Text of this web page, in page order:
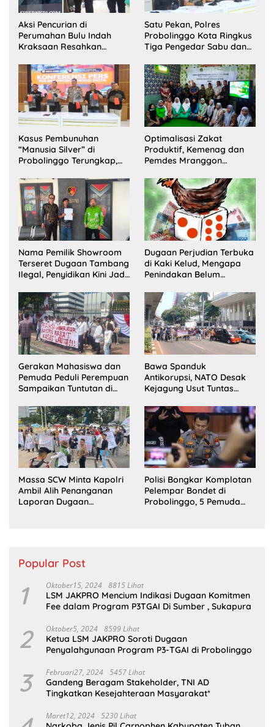
Aksi Pencurian di
Perumahan Bulu Indah
Kraksaan Resahkan
Satu Pekan, Polres
Probolinggo Kota Ringkus
Tiga Pengedar Sabu dan
Kasus Pembunuhan
“Manusia Silver” di
Probolinggo Terungkap,
Satu Buron
Optimalisasi Zakat
Produktif, Kemenag dan
Pemdes Mranggon
Pelaksana Kampung
Zakat
Nama Pemilik Showroom
Terseret Dugaan Tambang
Ilegal, Penyidikan Kini Jadi
Dugaan Perjudian Terbuka
di Kaki Kelud, Mengapa
Penindakan Belum
Gerakan Mahasiswa dan
Pemuda Peduli Perempuan
Sampaikan Tuntutan di
Bawa Spanduk
Antikorupsi, NATO Desak
Kejagung Usut Tuntas
Massa SCW Minta Kapolri
Ambil Alih Penanganan
Laporan Dugaan
Polisi Bongkar Komplotan
Pelempar Bondet di
Probolinggo, 5 Pemuda
Popular Post
1 Oktober15, 2024 8815 Lihat
LSM JAKPRO Mencium Indikasi Dugaan Komitmen
Fee dalam Program P3TGAI Di Sumber , Sukapura
2 Oktober5, 2024 8599 Lihat
Ketua LSM JAKPRO Soroti Dugaan
Penyalahgunaan Program P3-TGAI di Probolinggo
3 Februari27, 2024 5457 Lihat
Gandeng Beragam Stakeholder, TNI AD
Tingkatkan Kesejahteraan Masyarakat*
Maret12, 2024 5230 Lihat